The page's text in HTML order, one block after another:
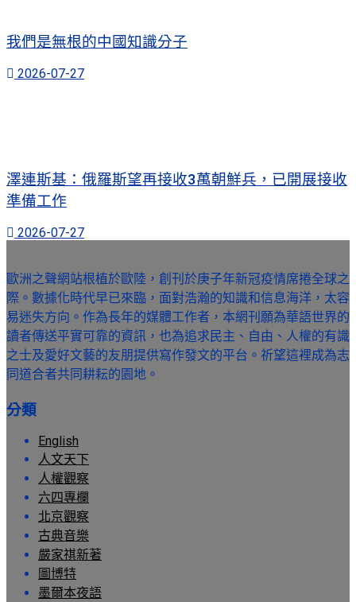
我們是無根的中國知識分子
2026-07-27
澤連斯基：俄羅斯望再接收3萬朝鮮兵，已開展接收
準備工作
2026-07-27
歐洲之聲網站根植於歐陸，創刊於庚子年新冠疫情席捲全球之
際。數據化時代早已來臨，面對浩瀚的知識和信息海洋，太容
易迷失方向。作為長年的媒體工作者，本網刊願為華語世界的
讀者傳送平實可靠的資訊，也為追求民主、自由、人權的有識
之士及愛好文藝的友朋提供寫作發文的平台。祈望這裡成為志
同道合者共同耕耘的園地。
分類
English
人文天下
人權觀察
六四專欄
北京觀察
古典音樂
嚴家祺新著
圖博特
墨爾本夜語